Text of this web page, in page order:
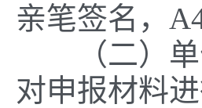
亲笔签名，
（二）单
对申报材料